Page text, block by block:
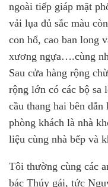
ngoài tiếp giáp mặt
vải lụa đủ sắc màu
con hổ, cao ban long
xương ngựa….cùng
Sau cửa hàng rộng
rộng lớn có các bộ sa
cầu thang hai bên
phòng khách là nhà
liệu cùng nhà bếp và
Tôi thường cùng các
bác Thúy gái, tức